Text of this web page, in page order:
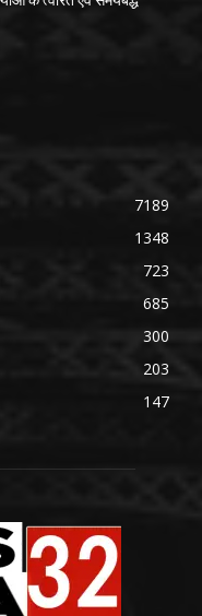
7189
1348
723
685
300
203
147